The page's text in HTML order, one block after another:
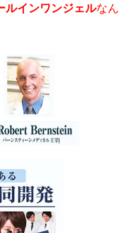
ルインワンジェルなん